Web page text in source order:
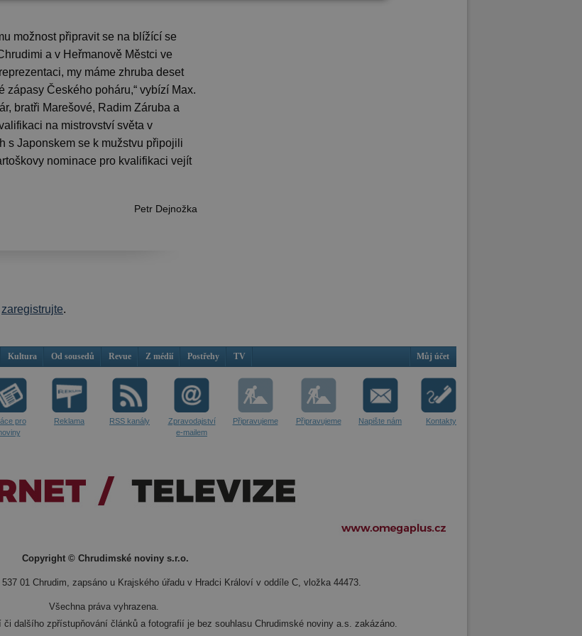
možnost připravit se na blížící se
a v Heřmanově Městci ve
my máme zhruba deset
Českého poháru,“ vybízí Max.
bratři Marešové, Radim Záruba a
na mistrovství světa v
s Japonskem se k mužstvu připojili
nominace pro kvalifikaci vejít
Petr Dejnožka
zaregistrujte.
Kultura Od sousedů Revue Z médií Postřehy TV Můj účet
pro
Reklama RSS kanály
Zpravodajství
e-mailem
Připravujeme Připravujeme Napište nám Kontakty
Copyright © Chrudimské noviny s.r.o.
01 Chrudim, zapsáno u Krajského úřadu v Hradci Královí v oddíle C, vložka 44473.
Všechna práva vyhrazena.
dalšího zpřístupňování článků a fotografií je bez souhlasu Chrudimské noviny a.s. zakázáno.